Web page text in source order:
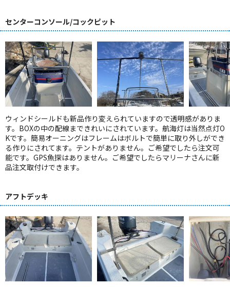
センターコンソール/コックピット
ウィンドシールドも新品作り変えられていますので透明感がありま
す。BOXの中の配線まできれいにされています。航海灯は当然点灯O
Kです。簡易オーニングはフレームはボルトで簡単に取り外しができ
る作りにされてます。テントがありません。ご希望でしたら注文可
能です。GPS魚探はありません。ご希望でしたらマリーナさんに新
品注文取付けできます。
アフトデッキ